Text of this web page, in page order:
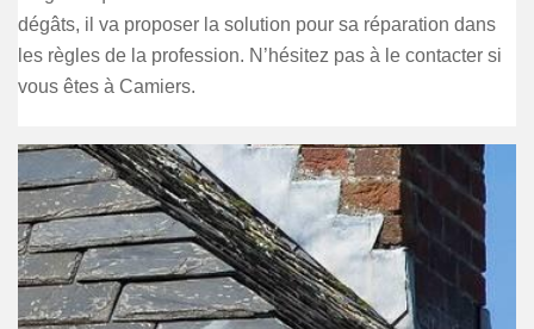
dégâts, il va proposer la solution pour sa réparation dans
les règles de la profession. N’hésitez pas à le contacter si
vous êtes à Camiers.